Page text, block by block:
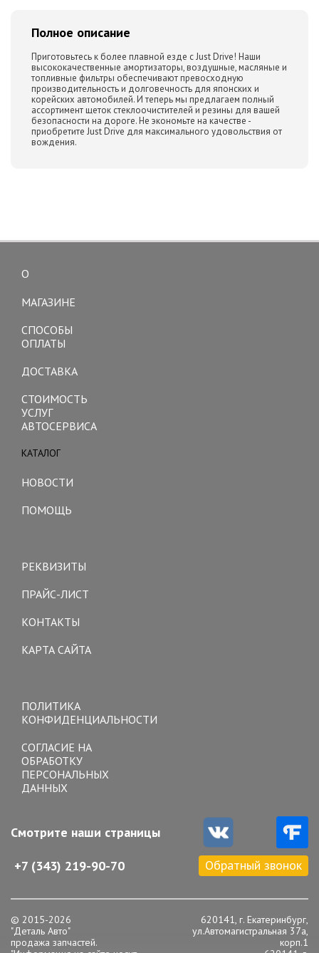
Полное описание
Приготовьтесь к более плавной езде с Just Drive! Наши
высококачественные амортизаторы, воздушные, масляные и
топливные фильтры обеспечивают превосходную
производительность и долговечность для японских и
корейских автомобилей. И теперь мы предлагаем полный
ассортимент щеток стеклоочистителей и резины для вашей
безопасности на дороге. Не экономьте на качестве -
приобретите Just Drive для максимального удовольствия от
вождения.
О
МАГАЗИНЕ
СПОСОБЫ
ОПЛАТЫ
ДОСТАВКА
СТОИМОСТЬ
УСЛУГ
АВТОСЕРВИСА
КАТАЛОГ
НОВОСТИ
ПОМОЩЬ
РЕКВИЗИТЫ
ПРАЙС-ЛИСТ
КОНТАКТЫ
КАРТА САЙТА
ПОЛИТИКА
КОНФИДЕНЦИАЛЬНОСТИ
СОГЛАСИЕ НА
ОБРАБОТКУ
ПЕРСОНАЛЬНЫХ
ДАННЫХ
Смотрите наши страницы
+7 (343) 219-90-70 Обратный звонок
© 2015-2026
"Деталь Авто"
продажа запчастей.
620141, г. Екатеринбург,
ул.Автомагистральная 37а,
корп.1